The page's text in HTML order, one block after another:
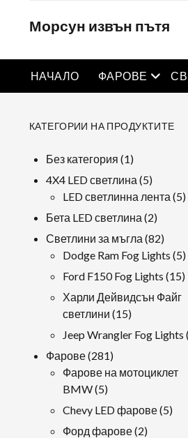
Морсун извън пътя
НАЧАЛО ФАРОВЕ
КАТЕГОРИИ НА ПРОДУКТИТЕ
Без категория 11
продукт
4X4 LED светлина 55
продукти
LED светлинна лента 55
Бета LED светлина 22
Светлини за мъгла 8282
Dodge Ram Fog Lights 55
Ford F150 Fog Lights 1515
Харли Дейвидсън Файг
светлини 1515
продукти
Jeep Wrangler Fog Lights
Фарове 281281
продукти
Фарове на мотоциклет
BMW 55
продукти
Chevy LED фарове 55
Форд фарове 22